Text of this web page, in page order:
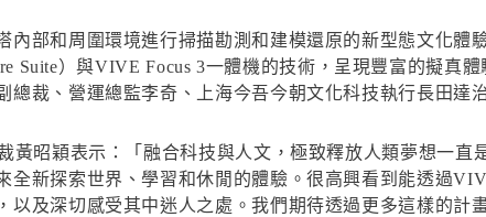
內部和周圍環境進行掃描勘測和建模還原的新型態文化
Suite）與VIVE Focus 3一體機的技術，呈現豐富的擬真
總裁、營運總監李奇、上海今吾今朝文化科技執行長田達
黃昭穎表示：「融合科技與人文，極致釋放人類夢想一
全新探索世界、學習和休閒的體驗。很高興看到能透過
以及深切感受其中迷人之處。我們期待透過更多這樣的計